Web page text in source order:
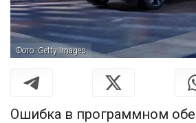
Фото: Getty Images
Ошибка в программном